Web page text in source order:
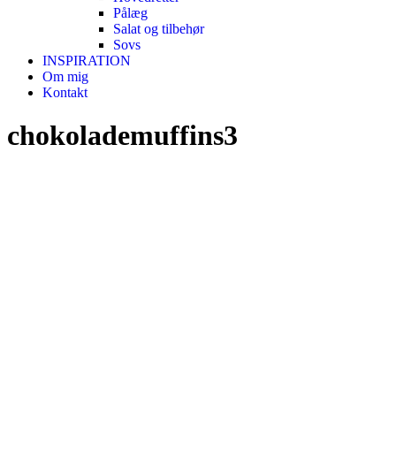
Pålæg
Salat og tilbehør
Sovs
INSPIRATION
Om mig
Kontakt
chokolademuffins3